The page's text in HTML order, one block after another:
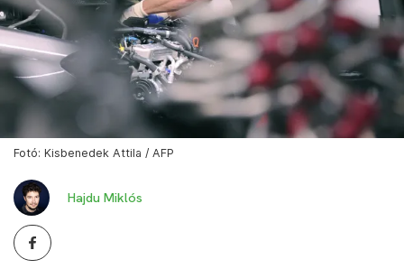
Fotó: Kisbenedek Attila / AFP
Hajdu Miklós